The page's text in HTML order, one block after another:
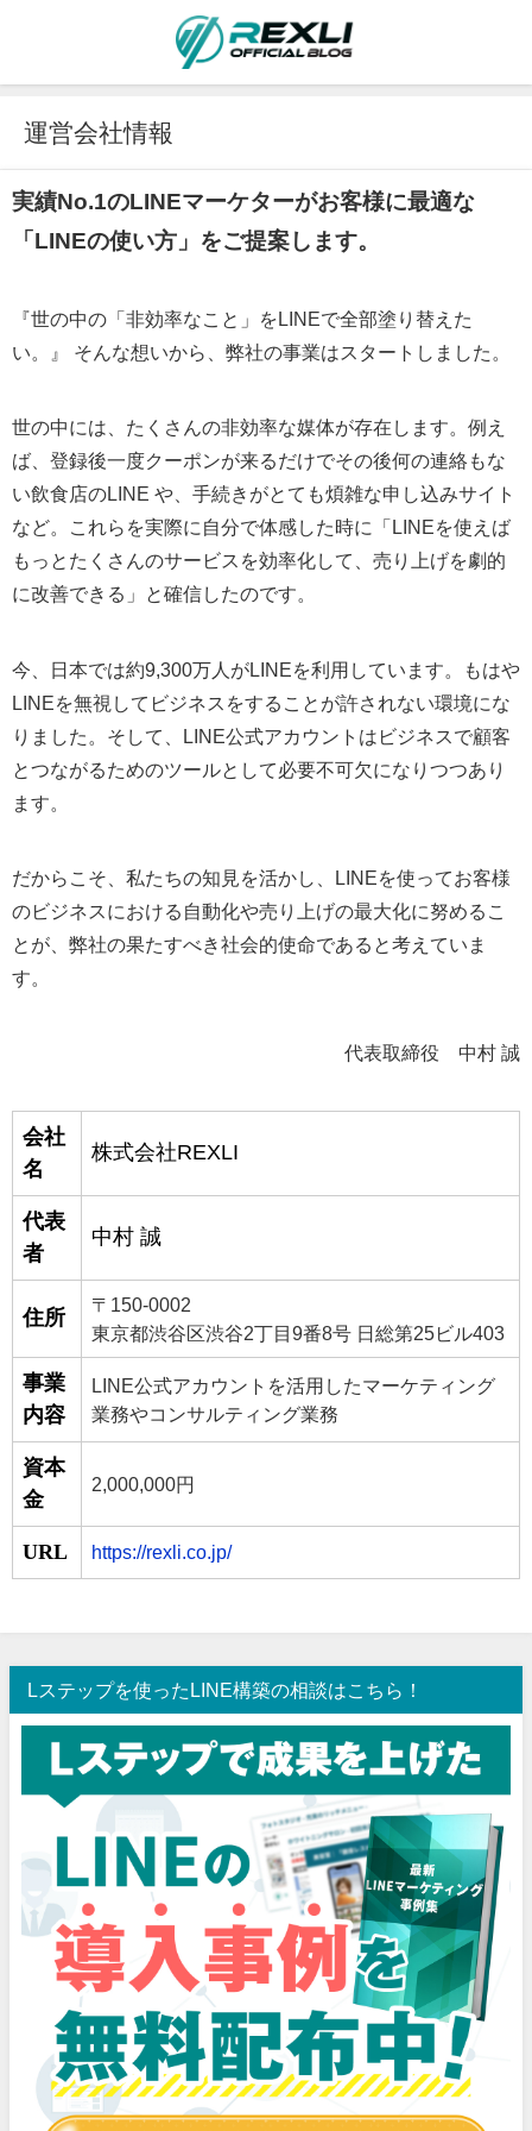
運営会社情報
実績No.1のLINEマーケターがお客様に最適な
「LINEの使い方」をご提案します。
『世の中の「非効率なこと」をLINEで全部塗り替えた
い。』 そんな想いから、弊社の事業はスタートしました。
世の中には、たくさんの非効率な媒体が存在します。例え
ば、登録後一度クーポンが来るだけでその後何の連絡もな
い飲食店のLINE や、手続きがとても煩雑な申し込みサイト
など。これらを実際に自分で体感した時に「LINEを使えば
もっとたくさんのサービスを効率化して、売り上げを劇的
に改善できる」と確信したのです。
今、日本では約9,300万人がLINEを利用しています。もはや
LINEを無視してビジネスをすることが許されない環境にな
りました。そして、LINE公式アカウントはビジネスで顧客
とつながるためのツールとして必要不可欠になりつつあり
ます。
だからこそ、私たちの知見を活かし、LINEを使ってお客様
のビジネスにおける自動化や売り上げの最大化に努めるこ
とが、弊社の果たすべき社会的使命であると考えていま
す。
代表取締役 中村 誠
会社
名
株式会社REXLI
代表
者
中村 誠
住所
〒150-0002
東京都渋谷区渋谷2丁目9番8号 日総第25ビル403
事業
内容
LINE公式アカウントを活用したマーケティング
業務やコンサルティング業務
資本
金
2,000,000円
URL https://rexli.co.jp/
Lステップを使ったLINE構築の相談はこちら！